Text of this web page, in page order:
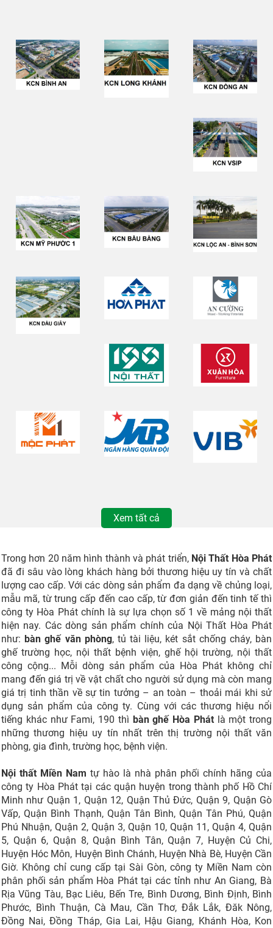
Xem tất cả
Trong hơn 20 năm hình thành và phát triển, Nội Thất Hòa Phát
đã đi sâu vào lòng khách hàng bởi thương hiệu uy tín và chất
lượng cao cấp. Với các dòng sản phẩm đa dạng về chủng loại,
mẫu mã, từ trung cấp đến cao cấp, từ đơn giản đến tinh tế thì
công ty Hòa Phát chính là sự lựa chọn số 1 về mảng nội thất
hiện nay. Các dòng sản phẩm chính của Nội Thất Hòa Phát
như: bàn ghế văn phòng, tủ tài liệu, két sắt chống cháy, bàn
ghế trường học, nội thất bệnh viện, ghế hội trường, nội thất
công cộng... Mỗi dòng sản phẩm của Hòa Phát không chỉ
mang đến giá trị về vật chất cho người sử dụng mà còn mang
giá trị tinh thần về sự tin tưởng – an toàn – thoải mái khi sử
dụng sản phẩm của công ty. Cùng với các thương hiệu nổi
tiếng khác như Fami, 190 thì bàn ghế Hòa Phátlà một trong
những thương hiệu uy tín nhất trên thị trường nội thất văn
phòng, gia đình, trường học, bệnh viện.
Nội thất Miền Nam tự hào là nhà phân phối chính hãng của
công ty Hòa Phát tại các quận huyện trong thành phố Hồ Chí
Minh như Quận 1, Quận 12, Quận Thủ Đức, Quận 9, Quận Gò
Vấp, Quận Bình Thạnh, Quận Tân Bình, Quận Tân Phú, Quận
Phú Nhuận, Quận 2, Quận 3, Quận 10, Quận 11, Quận 4, Quận
5, Quận 6, Quận 8, Quận Bình Tân, Quận 7, Huyện Củ Chi,
Huyện Hóc Môn, Huyện Bình Chánh, Huyện Nhà Bè, Huyện Cần
Giờ. Không chỉ cung cấp tại Sài Gòn, công ty Miền Nam còn
phân phối sản phẩm Hòa Phát tại các tỉnh như An Giang, Bà
Rịa Vũng Tàu, Bạc Liêu, Bến Tre, Bình Dương, Bình Định, Bình
Phước, Bình Thuận, Cà Mau, Cần Thơ, Đắk Lắk, Đăk Nông,
Đồng Nai, Đồng Tháp, Gia Lai, Hậu Giang, Khánh Hòa, Kon